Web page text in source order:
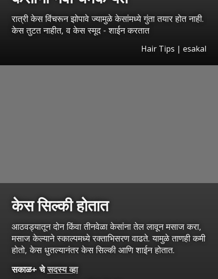
रात्री केस विंचरून झोपावे ज्यामुळे केसांमध्ये गुंता तयार होत नाही.
केस तुटत नाहीत, व केस स्मूद - शाईन करतात
Hair Tips | esakal
केस सिल्की होतात
आठवड्यातून दोन किंवा तीनवेळा केसांना तेल लावून मसाज करा,
मसाज केल्याने स्काल्पमध्ये रक्ताभिसरण वाढते. यामुळे ताणही कमी
होतो, केस धुतल्यानंतर केस सिल्की आणि शाईन होतात.
सकाळ+ चेसदस्य व्हा